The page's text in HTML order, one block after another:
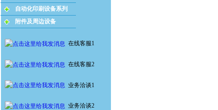
自动化印刷设备系列
附件及周边设备
在线客服1
在线客服2
业务洽谈1
业务洽谈2